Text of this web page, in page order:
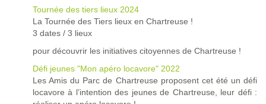
Tournée des tiers lieux 2024
La Tournée des Tiers lieux en Chartreuse !
3 dates / 3 lieux
pour découvrir les initiatives citoyennes de Chartreuse !
Défi jeunes "Mon apéro locavore" 2022
Les Amis du Parc de Chartreuse proposent cet été un défi
locavore à l’intention des jeunes de Chartreuse, leur défi :